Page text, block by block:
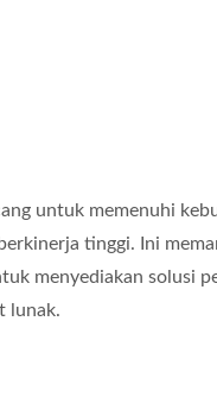
untuk memenuhi
tinggi. Ini
menyediakan solusi
lunak.